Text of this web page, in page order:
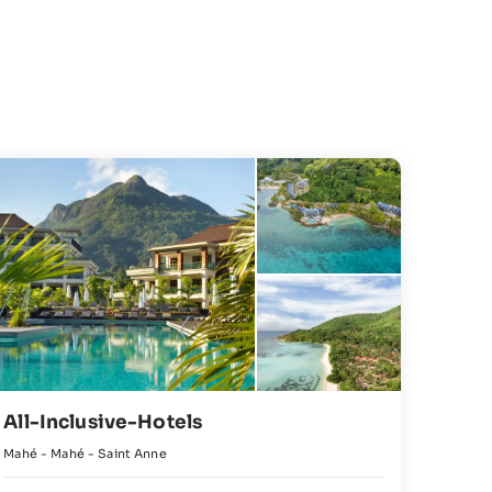
All-Inclusive-Hotels
Mahé - Mahé - Saint Anne